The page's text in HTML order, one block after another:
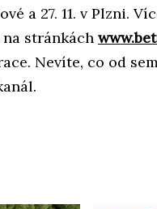
a 27. 11. v Plzni.
stránkách
Nevíte, co od